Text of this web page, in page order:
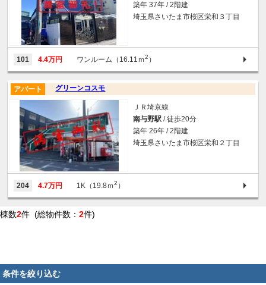
築年 37年 / 2階建
埼玉県さいたま市桜区栄和３丁目
101 4.4万円 ワンルーム（16.11ｍ2 ）
グリーンコスモ
アパート
ＪＲ埼京線
南与野駅 / 徒歩20分
築年 26年 / 2階建
埼玉県さいたま市桜区栄和２丁目
204 4.7万円 1K（19.8ｍ2 ）
棟数2件 (総物件数： 2件)
条件を絞り込む